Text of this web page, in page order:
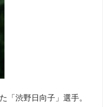
「渋野日向子」選手。